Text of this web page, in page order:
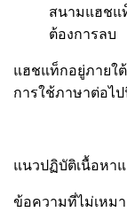
สนามแฮชแ
ต้องการลบ
แฮชแท็กอยู่ภายใ
การใช้ภาษาต่อไ
แนวปฏิบัติเนื้อหา
ข้อความที่ไม่เหม